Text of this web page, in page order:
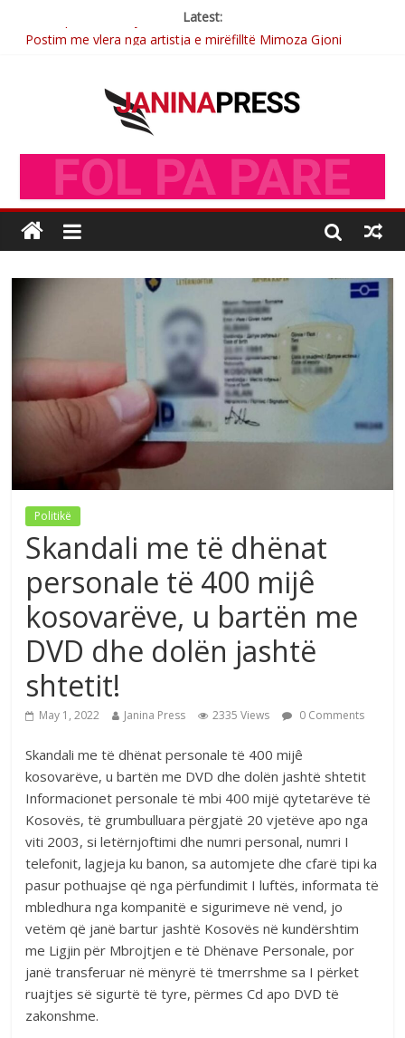
Latest:
Postim me vlera nga artistja e mirëfilltë Mimoza Gjoni
Brahim Çekaj njē veprimtar i respektuar i çeshtjës kombëtare
Sulm , pse të dua ty
Politikë
Skandali me të dhënat
personale të 400 mijê
kosovarëve, u bartën me
DVD dhe dolën jashtë
shtetit!
May 1, 2022 Janina Press 2335 Views 0 Comments
Skandali me të dhënat personale të 400 mijê
kosovarëve, u bartën me DVD dhe dolën jashtë shtetit
Informacionet personale të mbi 400 mijë qytetarëve të
Kosovës, të grumbulluara përgjatë 20 vjetëve apo nga
viti 2003, si letërnjoftimi dhe numri personal, numri I
telefonit, lagjeja ku banon, sa automjete dhe cfarë tipi ka
pasur pothuajse që nga përfundimit I luftës, informata të
mbledhura nga kompanitë e sigurimeve në vend, jo
vetëm që janë bartur jashtë Kosovës në kundërshtim
me Ligjin për Mbrojtjen e të Dhënave Personale, por
janë transferuar në mënyrë të tmerrshme sa I përket
ruajtjes së sigurtë të tyre, përmes Cd apo DVD të
zakonshme.